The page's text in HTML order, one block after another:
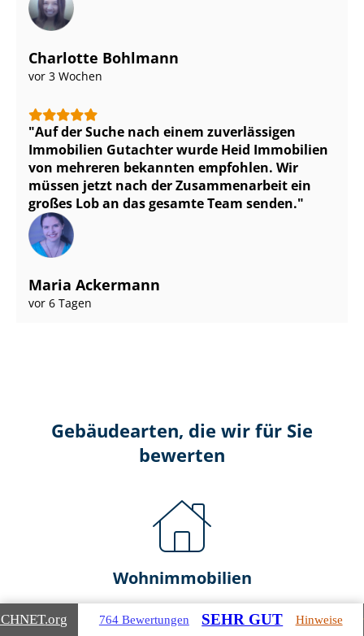
Charlotte Bohlmann
vor 3 Wochen
Auf der Suche nach einem zuverlässigen
Immobilien Gutachter wurde Heid Immobilien
von mehreren bekannten empfohlen. Wir
müssen jetzt nach der Zusammenarbeit ein
großes Lob an das gesamte Team senden.
Maria Ackermann
vor 6 Tagen
Gebäudearten, die wir für Sie
bewerten
Wohnimmobilien
Ein- und Zwei­fa­mi­li­en­häu­ser
.org 764 Bewertungen SEHR GUT Hinweise